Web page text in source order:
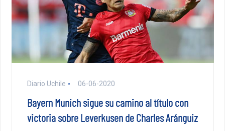
Diario Uchile 06-06-2020
Bayern Munich sigue su camino al título con
victoria sobre Leverkusen de Charles Aránguiz